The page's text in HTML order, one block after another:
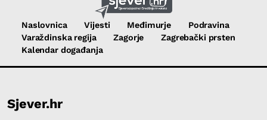
Naslovnica Vijesti Međimurje
Podravina
Varaždinska regija
Zagorje
Zagrebački prsten
Kalendar događanja
Sjever.hr